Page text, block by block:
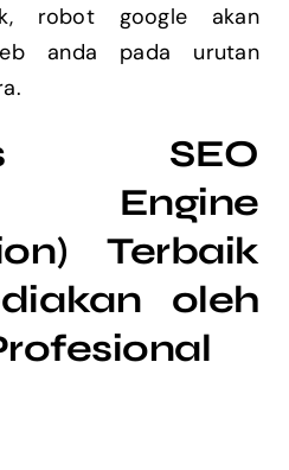
robot google akan
anda pada urutan
SEO
Engine
Terbaik
oleh